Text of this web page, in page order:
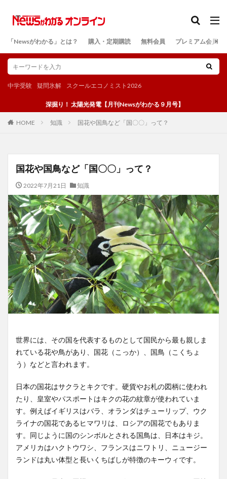
「Newsがわかる」とは？ 購入・定期購読 無料会員 プレミアム会員
中学受験 疑問氷解 スクールエコノミスト2026
深掘り！ 太陽光発電【月刊Newsがわかる９月号】
HOME 知識 国花や国鳥など「国〇〇」って？
国花や国鳥など「国〇〇」って？
2022年7月21日 知識
世界には、その国を代表するものとして国民から最も親しま
れている花や鳥があり、国花（こっか）、国鳥（こくちょ
う）などと言われます。
日本の国花はサクラとキクです。硬貨やお札の図柄に使われ
たり、皇室やパスポートはキクの花の紋章が使われていま
す。例えばイギリスはバラ、オランダはチューリップ、ウク
ライナの国花であるヒマワリは、ロシアの国花でもありま
す。同じように国のシンボルとされる国鳥は、日本はキジ。
アメリカはハクトウワシ、フランスはニワトリ、ニュージー
ランドは丸い体型と長いくちばしが特徴のキーウィです。
検索